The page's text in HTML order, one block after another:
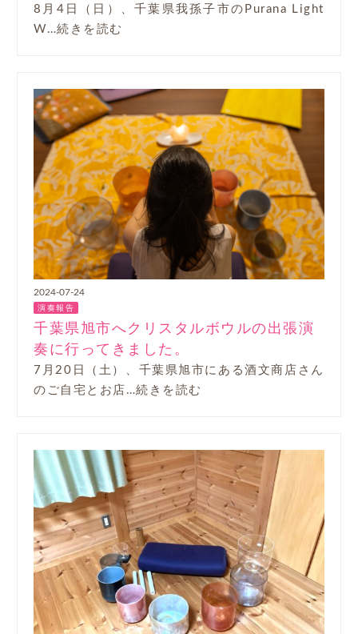
8月4日（日）、千葉県我孫子市のPurana Light
W…続きを読む
2024-07-24
演奏報告
千葉県旭市へクリスタルボウルの出張演
奏に行ってきました。
7月20日（土）、千葉県旭市にある酒文商店さん
のご自宅とお店…続きを読む